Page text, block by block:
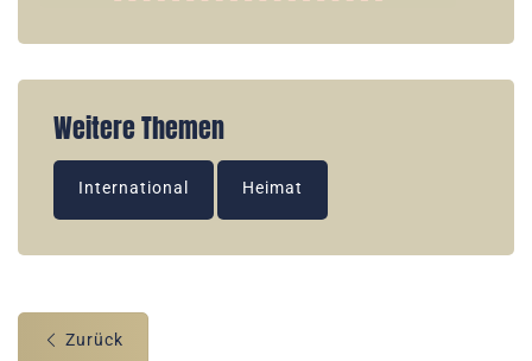
Weitere Themen
International Heimat
Zurück